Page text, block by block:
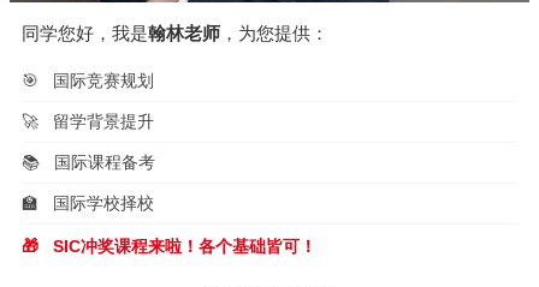
同学您好，我是翰林老师 ，为您提供：
🎯 国际竞赛规划
🚀 留学背景提升
📚 国际课程备考
🏫 国际学校择校
🎁 SIC冲奖课程来啦！各个基础皆可！